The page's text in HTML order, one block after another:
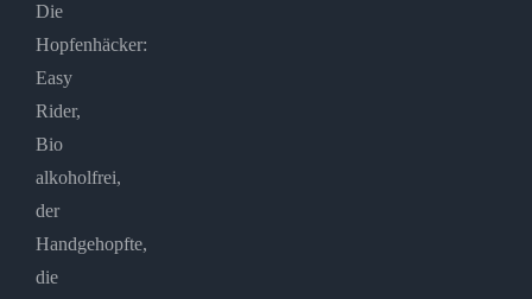
Die
Hopfenhäcker:
Easy
Rider,
Bio
alkoholfrei,
der
Handgehopfte,
die